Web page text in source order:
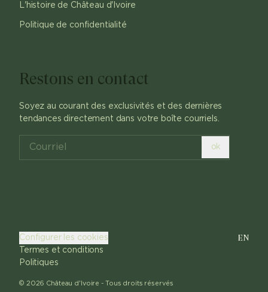
L'histoire de Château d'Ivoire
Politique de confidentialité
Restons en contact
Soyez au courant des exclusivités et des dernières
tendances directement dans votre boîte courriels.
ok
© 2026 Château d'Ivoire - Tous droits réservés
Configurer les cookies
Termes et conditions
Politiques
EN